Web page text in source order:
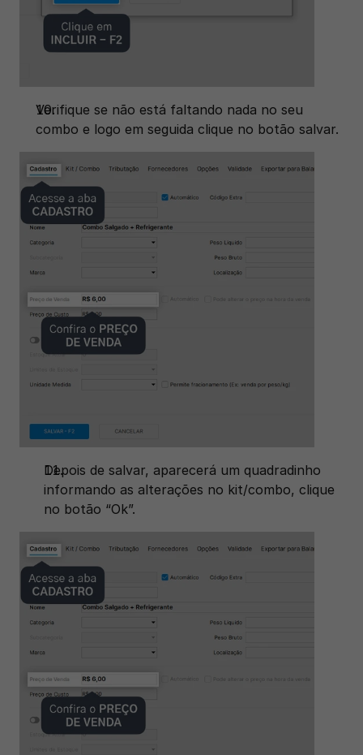
Verifique se não está faltando nada no seu
combo e logo em seguida clique no botão salvar.
Depois de salvar, aparecerá um quadradinho
informando as alterações no kit/combo, clique
no botão “Ok”.